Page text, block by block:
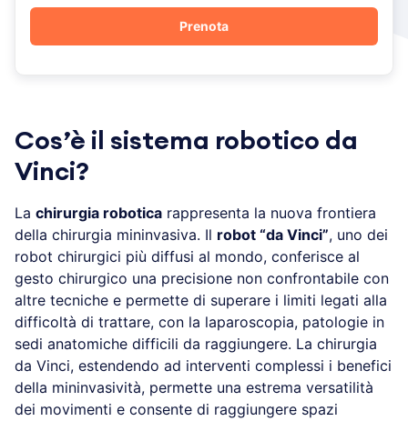
Cos’è il sistema robotico da
Vinci?
La chirurgia robotica rappresenta la nuova frontiera
della chirurgia mininvasiva. Il robot “da Vinci”, uno dei
robot chirurgici più diffusi al mondo, conferisce al
gesto chirurgico una precisione non confrontabile con
altre tecniche e permette di superare i limiti legati alla
difficoltà di trattare, con la laparoscopia, patologie in
sedi anatomiche difficili da raggiungere. La chirurgia
da Vinci, estendendo ad interventi complessi i benefici
della mininvasività, permette una estrema versatilità
dei movimenti e consente di raggiungere spazi